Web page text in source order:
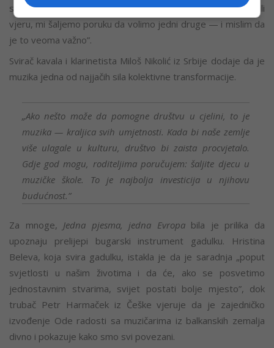
svijet ujedinjen, jer „bez obzira na političko opredjeljenje ili
vjeru, mi šaljemo poruku da volimo jedni druge — i mislim da
je to veoma važno”.
Svirač kavala i klarinetista Miloš Nikolić iz Srbije dodaje da je
muzika jedna od najjačih sila kolektivne transformacije.
„Ako nešto može da pomogne društvu u cjelini, to je
muzika — kraljica svih umjetnosti. Kada bi naše zemlje
više ulagale u kulturu, društvo bi zaista procvjetalo.
Gdje god mogu, roditeljima poručujem: šaljite djecu u
muzičke škole. To je najbolja investicija u njihovu
budućnost.”
Za mnoge, Jedna pjesma, jedna Evropabila je prilika da
upoznaju prelijepi bugarski instrument gadulku. Hristina
Beleva, koja svira gadulku, istakla je da je saradnja „poput
svjetlosti u našim životima i da će, ako se posvetimo
jednostavnim stvarima, svijet postati bolje mjesto”, dok
trubač Petr Harmaček iz Češke vjeruje da je zajedničko
izvođenje Ode radosti sa muzičarima iz balkanskih zemalja
divno i pokazuje kako smo svi povezani.